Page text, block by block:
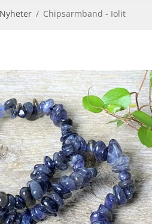
/ Chipsarmband - Iolit